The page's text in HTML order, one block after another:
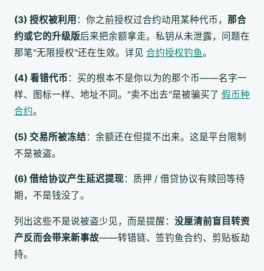
(3) 授权被利用 ：你之前授权过合约动用某种代币， 那合
约或它的升级版后来把余额拿走。私钥从未泄露，问题在
那笔"无限授权"还在生效。详见 合约授权钓鱼。
(4) 看错代币：买的根本不是你以为的那个币——名字一
样、图标一样、地址不同。"卖不出去"是被骗买了 假币种
合约。
(5) 交易所被冻结：余额还在但提不出来。这是平台限制
不是被盗。
(6) 借给协议产生延迟提现：质押 / 借贷协议有赎回等待
期，不是钱没了。
列出这些不是说被盗少见，而是提醒： 没厘清前盲目转资
产反而会带来新事故——转错链、签钓鱼合约、剪贴板劫
持。